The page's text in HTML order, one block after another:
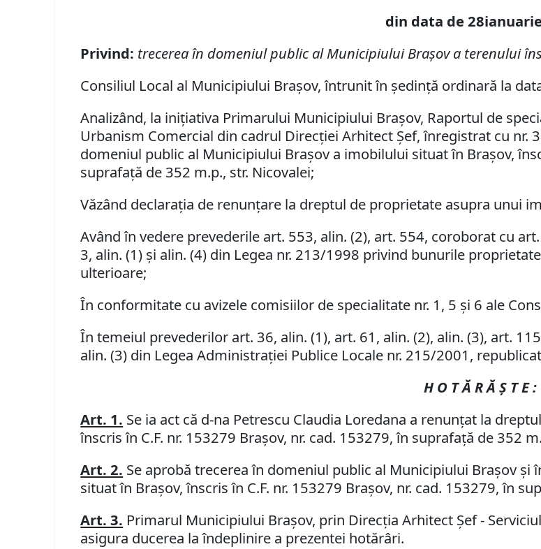
din data de
Privind: trecerea în domeniul public al Municipiului Braşov a terenului
Consiliul Local al Municipiului Braşov, întrunit în şedinţă ordinară la
Analizând, la iniţiativa Primarului Municipiului Braşov, Raportul de
Urbanism Comercial din cadrul Direcţiei Arhitect Şef, înregistrat cu nr.
domeniul public al Municipiului Braşov a imobilului situat în Braşov,
suprafaţă de 352 m.p., str. Nicovalei;
Văzând declaraţia de renunţare la dreptul de proprietate asupra unui
Având în vedere prevederile art. 553, alin. (2), art. 554, coroborat cu
3, alin. (1) şi alin. (4) din Legea nr. 213/1998 privind bunurile
ulterioare;
În conformitate cu avizele comisiilor de specialitate nr. 1, 5 şi 6 ale
În temeiul prevederilor art. 36, alin. (1), art. 61, alin. (2), alin. (3), art.
alin. (3) din Legea Administraţiei Publice Locale nr. 215/2001,
H O T Ă R Ă Ş T E :
Art. 1. Se ia act că d-na Petrescu Claudia Loredana a renunţat la
înscris în C.F. nr. 153279 Braşov, nr. cad. 153279, în suprafaţă de 352
Art. 2. Se aprobă trecerea în domeniul public al Municipiului Braşov
situat în Braşov, înscris în C.F. nr. 153279 Braşov, nr. cad. 153279, în
Art. 3. Primarul Municipiului Braşov, prin Direcţia Arhitect Şef -
asigura ducerea la îndeplinire a prezentei hotărâri.